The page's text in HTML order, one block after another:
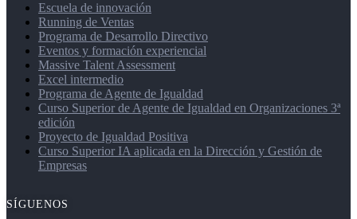
Escuela de innovación
Running de Ventas
Programa de Desarrollo Directivo
Eventos y formación experiencial
Massive Talent Assessment
Excel intermedio
Programa de Agente de Igualdad
Curso Superior de Agente de Igualdad en Organizaciones 3ª
edición
Proyecto de Igualdad Positiva
Curso Superior IA aplicada en la Dirección y Gestión de
Empresas
SÍGUENOS